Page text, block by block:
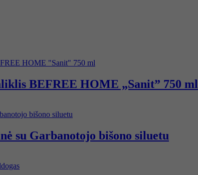
BEFREE HOME „Sanit” 750 ml
su Garbanotojo bišono siluetu